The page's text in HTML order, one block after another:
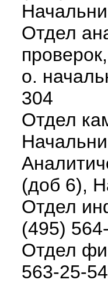
Отдел
о.
304
Отдел
(доб 6),
Отдел
(495)
Отдел
563-25-